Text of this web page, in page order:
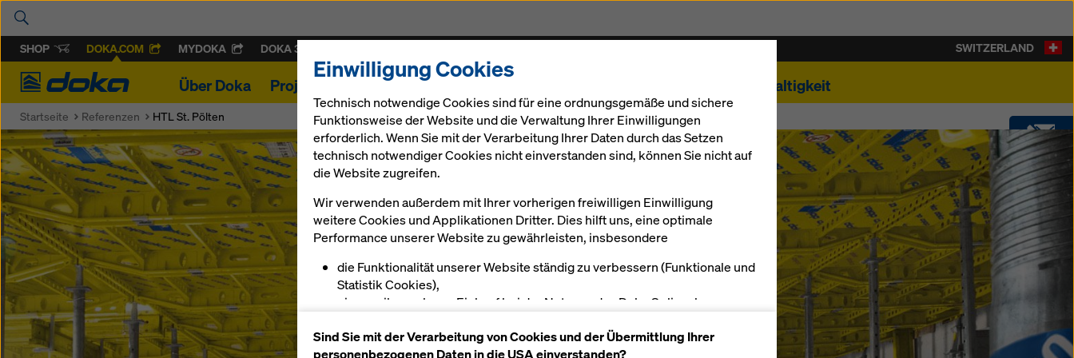
SHOP DOKA.COM MYDOKA DOKA 360
Doka
Über Doka Projekte Produkte & Services Nachhaltigkeit
KONTAKT
DOWNLOADS
SOFTWARE
SHOP
SWITZERLAND
Startseite Referenzen HTL St. Pölten
Einwilligung Cookies
Technisch notwendige Cookies sind für eine ordnungsgemäße und sichere
Funktionsweise der Website und die Verwaltung Ihrer Einwilligungen
erforderlich. Wenn Sie mit der Verarbeitung Ihrer Daten durch das Setzen
technisch notwendiger Cookies nicht einverstanden sind, können Sie nicht auf
die Website zugreifen.
Wir verwenden außerdem mit Ihrer vorherigen freiwilligen Einwilligung
weitere Cookies und Applikationen Dritter. Dies hilft uns, eine optimale
Performance unserer Website zu gewährleisten, insbesondere
die Funktionalität unserer Website ständig zu verbessern (Funktionale und
Statistik Cookies),
einen reibungslosen Einkauf bei der Nutzung des Doka Onlineshops zu
passende Werbung für Sie als User auf bestimmten Plattformen zu
Sind Sie mit der Verarbeitung von Cookies und der Übermittlung Ihrer
personenbezogenen Daten in die USA einverstanden?